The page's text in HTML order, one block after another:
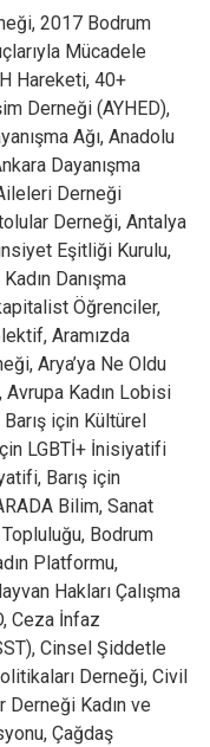
2017 Bodrum
Mücadele
Hareketi, 40+
Derneği (AYHED),
Ağı, Anadolu
Dayanışma
Derneği
Derneği, Antalya
Eşitliği Kurulu,
Danışma
Öğrenciler,
Aramızda
Arya’ya Ne Oldu
Avrupa Kadın Lobisi
için Kültürel
LGBTİ+ İnisiyatifi
Barış için
Bilim, Sanat
Bodrum
Platformu,
Hakları Çalışma
Ceza İnfaz
Cinsel Şiddetle
Derneği, Civil
Derneği Kadın ve
Çağdaş